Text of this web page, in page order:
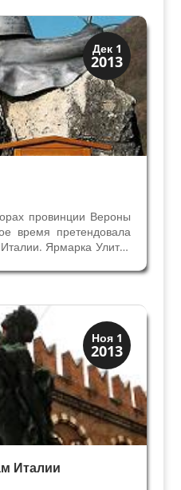
Дек 1
2013
провинции Вероны
время претендовала
Ярмарка Улиток
является долгие
Ноя 1
2013
Италии